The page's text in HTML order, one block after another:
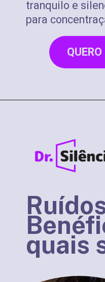
tranquilo e
para
quais